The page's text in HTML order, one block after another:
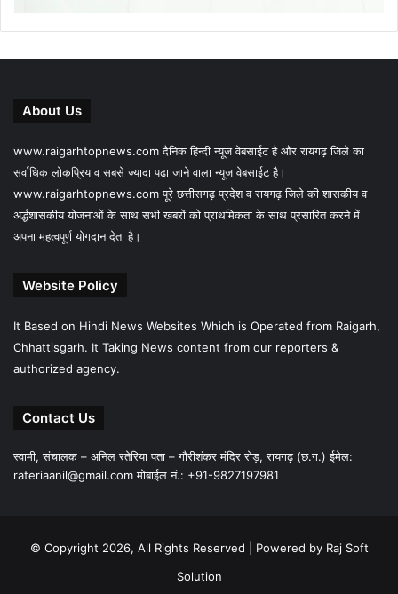
About Us
www.raigarhtopnews.com दैनिक हिन्दी न्यूज वेबसाईट है और रायगढ़ जिले का
सर्वाधिक लोकप्रिय व सबसे ज्यादा पढ़ा जाने वाला न्यूज वेबसाईट है।
www.raigarhtopnews.com पूरे छत्तीसगढ़ प्रदेश व रायगढ़ जिले की शासकीय व
अर्द्धशासकीय योजनाओं के साथ सभी खबरों को प्राथमिकता के साथ प्रसारित करने में
अपना महत्वपूर्ण योगदान देता है।
Website Policy
It Based on Hindi News Websites Which is Operated from Raigarh,
Chhattisgarh. It Taking News content from our reporters &
authorized agency.
Contact Us
स्वामी, संचालक – अनिल रतेरिया पता – गौरीशंकर मंदिर रोड़, रायगढ़ (छ.ग.) ईमेल:
rateriaanil@gmail.comमोबाईल नं.: +91-9827197981
© Copyright 2026, All Rights Reserved | Powered by Raj Soft
Solution